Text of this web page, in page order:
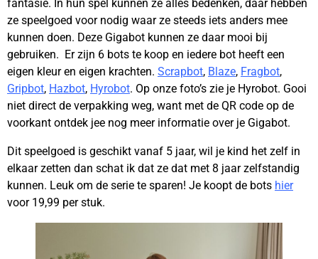
fantasie. In hun spel kunnen ze alles bedenken, daar hebben
ze speelgoed voor nodig waar ze steeds iets anders mee
kunnen doen. Deze Gigabot kunnen ze daar mooi bij
gebruiken. Er zijn 6 bots te koop en iedere bot heeft een
eigen kleur en eigen krachten. Scrapbot, Blaze, Fragbot,
Gripbot, Hazbot, Hyrobot. Op onze foto’s zie je Hyrobot. Gooi
niet direct de verpakking weg, want met de QR code op de
voorkant ontdek jee nog meer informatie over je Gigabot.
Dit speelgoed is geschikt vanaf 5 jaar, wil je kind het zelf in
elkaar zetten dan schat ik dat ze dat met 8 jaar zelfstandig
kunnen. Leuk om de serie te sparen! Je koopt de bots hier
voor 19,99 per stuk.